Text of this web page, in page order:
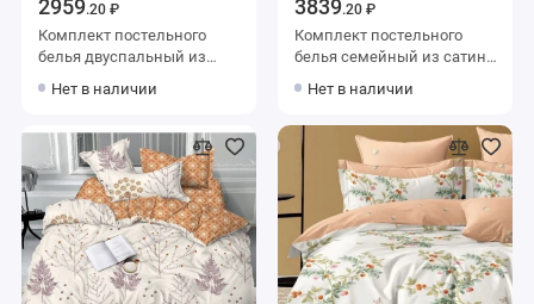
2959.20 ₽
Комплект постельного
белья двуспальный из
70х70 2 шт Абстракция
Нет в наличии
3839.20 ₽
Комплект постельного
белья семейный из сатина
Геометрия Luxor
Нет в наличии